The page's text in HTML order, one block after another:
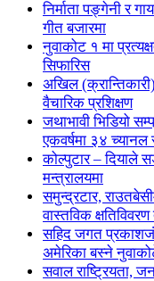
निर्माता पङ्गेनी र
गीत बजारमा
नुवाकोट १ मा
सिफारिस
अखिल (क्रान्तिकारी)
वैचारिक प्रशिक्षण
जथाभावी भिडियो
एकवर्षमा ३४ च्यानल
कोल्पुटार – दियाले
मन्त्रालयमा
समुन्द्रटार,
वास्तविक
सहिद जगत
अमेरिका बस्ने
सवाल राष्ट्रियता,